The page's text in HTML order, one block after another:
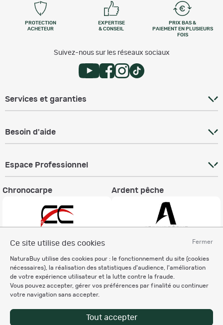
Fermer
Ce site utilise des cookies
NaturaBuy utilise des cookies pour : le fonctionnement du site (cookies
nécessaires), la réalisation des statistiques d'audience, l'amélioration
de votre expérience utilisateur et la lutte contre la fraude.
Vous pouvez accepter, gérer vos préférences par finalité ou continuer
votre navigation sans accepter.
Tout accepter
PROTECTION
ACHETEUR
EXPERTISE
& CONSEIL
PRIX BAS &
PAIEMENT EN PLUSIEURS
FOIS
Suivez-nous sur les réseaux sociaux
Services et garanties
Besoin d'aide
Espace Professionnel
Chronocarpe Ardent pêche
Informations légales
Charte éthique
Mentions légales
Règlement & Conditions d'utilisation
des données personnelles
Personnalisation des cookies